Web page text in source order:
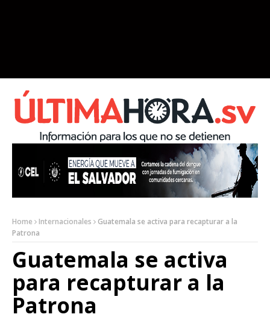
Home Internacionales
Guatemala se activa para recapturar a la
Patrona
Guatemala se activa
para recapturar a la
Patrona